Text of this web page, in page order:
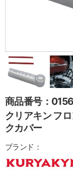
商品番号：
クリアキン フ
クカバー
ブランド：